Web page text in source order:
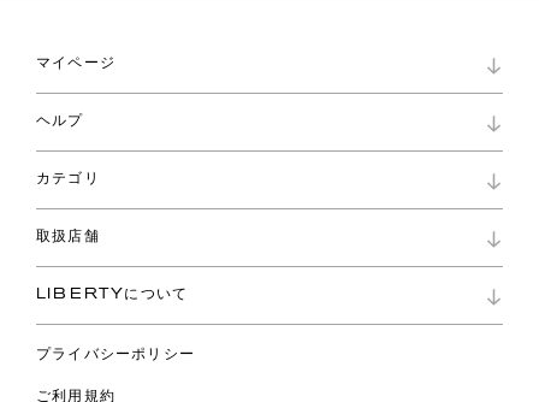
マイページ
ロイヤリティプログラム
パスワード再設定
ショッピングバッグ
ヘルプ
お問い合わせ
よくあるご質問
ご利用ガイド
カテゴリ
コレクション
ファブリックス
バッグ
ウェア
ライフスタイル
取扱店舗
リバティ・ファブリックス
LIBERTYについて
プライバシーポリシー
ご利用規約